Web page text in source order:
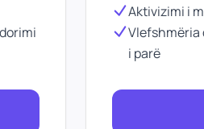
Aktivizimi i
Vlefshmëria
i parë